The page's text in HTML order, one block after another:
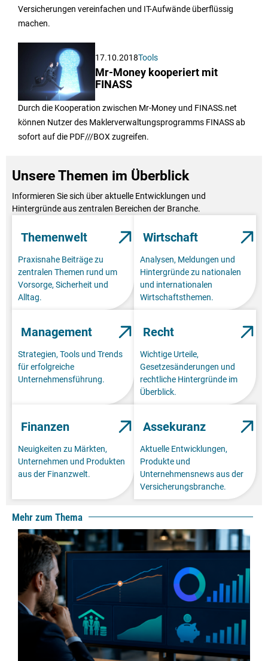
Versicherungen vereinfachen und IT-Aufwände überflüssig
machen.
17.10.2018Tools
Mr-Money kooperiert mit
FINASS
Durch die Kooperation zwischen Mr-Money und FINASS.net
können Nutzer des Maklerverwaltungsprogramms FINASS ab
sofort auf die PDF///BOX zugreifen.
Unsere Themen im Überblick
Informieren Sie sich über aktuelle Entwicklungen und
Hintergründe aus zentralen Bereichen der Branche.
Themenwelt
Praxisnahe Beiträge zu
zentralen Themen rund um
Vorsorge, Sicherheit und
Alltag.
Wirtschaft
Analysen, Meldungen und
Hintergründe zu nationalen
und internationalen
Wirtschaftsthemen.
Management
Strategien, Tools und Trends
für erfolgreiche
Unternehmensführung.
Recht
Wichtige Urteile,
Gesetzesänderungen und
rechtliche Hintergründe im
Überblick.
Finanzen
Neuigkeiten zu Märkten,
Unternehmen und Produkten
aus der Finanzwelt.
Assekuranz
Aktuelle Entwicklungen,
Produkte und
Unternehmensnews aus der
Versicherungsbranche.
Mehr zum Thema